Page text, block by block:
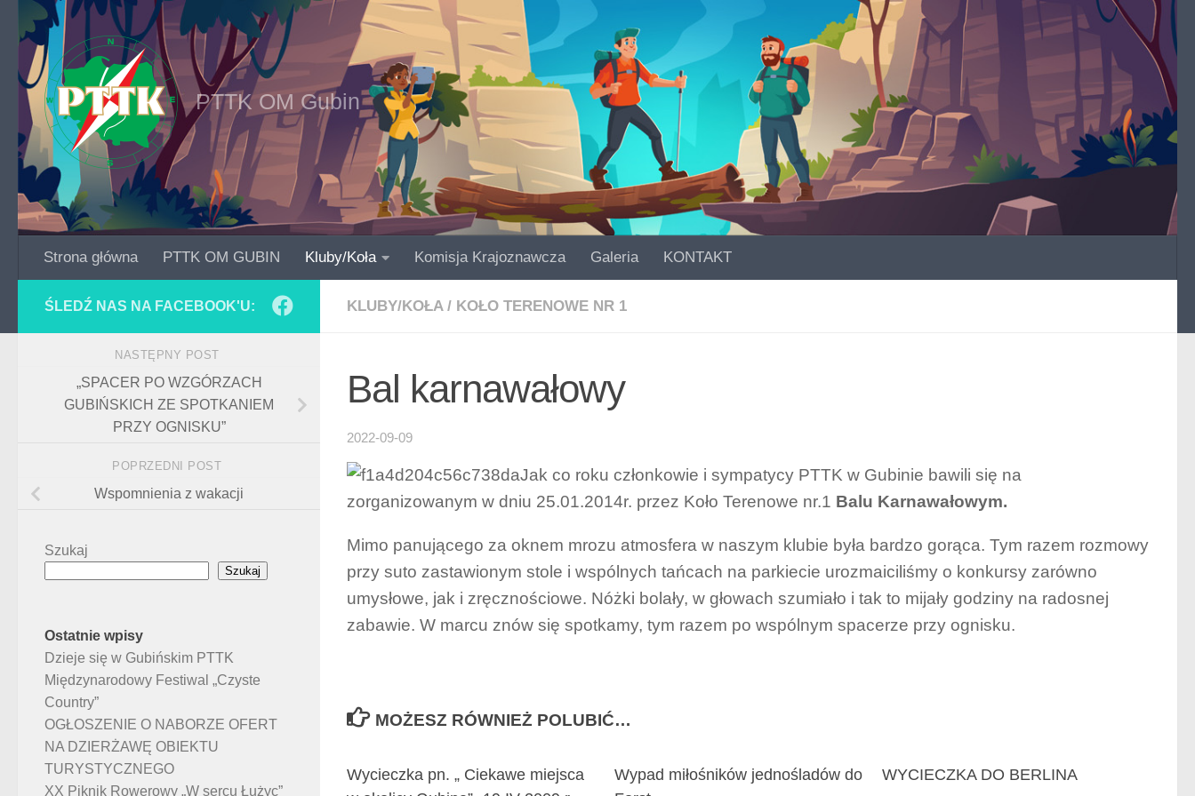
Skip to content
PTTK OM Gubin
Strona główna PTTK OM GUBIN Kluby/Koła Komisja Krajoznawcza Galeria KONTAKT
KLUBY/KOŁA / KOŁO TERENOWE NR 1
Bal karnawałowy
2022-09-09
Jak co roku członkowie i sympatycy PTTK w Gubinie bawili się na
zorganizowanym w dniu 25.01.2014r. przez Koło Terenowe nr.1 Balu Karnawałowym.
Mimo panującego za oknem mrozu atmosfera w naszym klubie była bardzo gorąca. Tym razem rozmowy
przy suto zastawionym stole i wspólnych tańcach na parkiecie urozmaiciliśmy o konkursy zarówno
umysłowe, jak i zręcznościowe. Nóżki bolały, w głowach szumiało i tak to mijały godziny na radosnej
zabawie. W marcu znów się spotkamy, tym razem po wspólnym spacerze przy ognisku.
MOŻESZ RÓWNIEŻ POLUBIĆ…
Wycieczka pn. „ Ciekawe miejsca
Wypad miłośników jednośladów do
WYCIECZKA DO BERLINA
ŚLEDŹ NAS NA FACEBOOK'U:
NASTĘPNY POST
„SPACER PO WZGÓRZACH
GUBIŃSKICH ZE SPOTKANIEM
PRZY OGNISKU”
POPRZEDNI POST
Wspomnienia z wakacji
Szukaj
Szukaj
Ostatnie wpisy
Dzieje się w Gubińskim PTTK
Międzynarodowy Festiwal „Czyste
Country”
OGŁOSZENIE O NABORZE OFERT
NA DZIERŻAWĘ OBIEKTU
TURYSTYCZNEGO
XX Piknik Rowerowy „W sercu Łużyc”